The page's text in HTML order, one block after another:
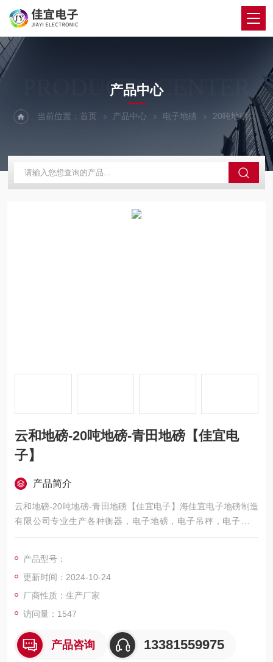
PRODUCTS CENTER
产品中心
当前位置：首页 产品中心 电子地磅 20吨地磅
云和地磅-20吨地磅-青田地磅【佳宜电
子】
产品简介
云和地磅-20吨地磅-青田地磅【佳宜电子】海佳宜电子地磅制造
有限公司专业生产各种衡器，电子地磅，电子吊秤，电子叉车
秤，电子汽车衡，移动地磅，超低地磅， 防爆地磅，带打印地
动式汽车衡，出口式地磅，欢迎新老客户前来咨询，
产品型号：
更新时间：2024-10-24
厂商性质：生产厂家
访问量：1547
产品咨询 13381559975